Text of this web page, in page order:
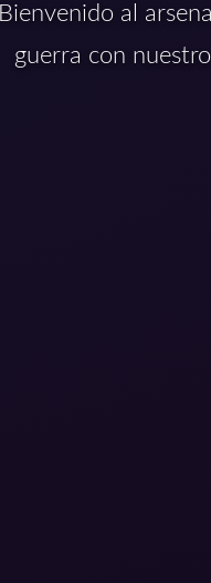
Bienvenido al
guerra con